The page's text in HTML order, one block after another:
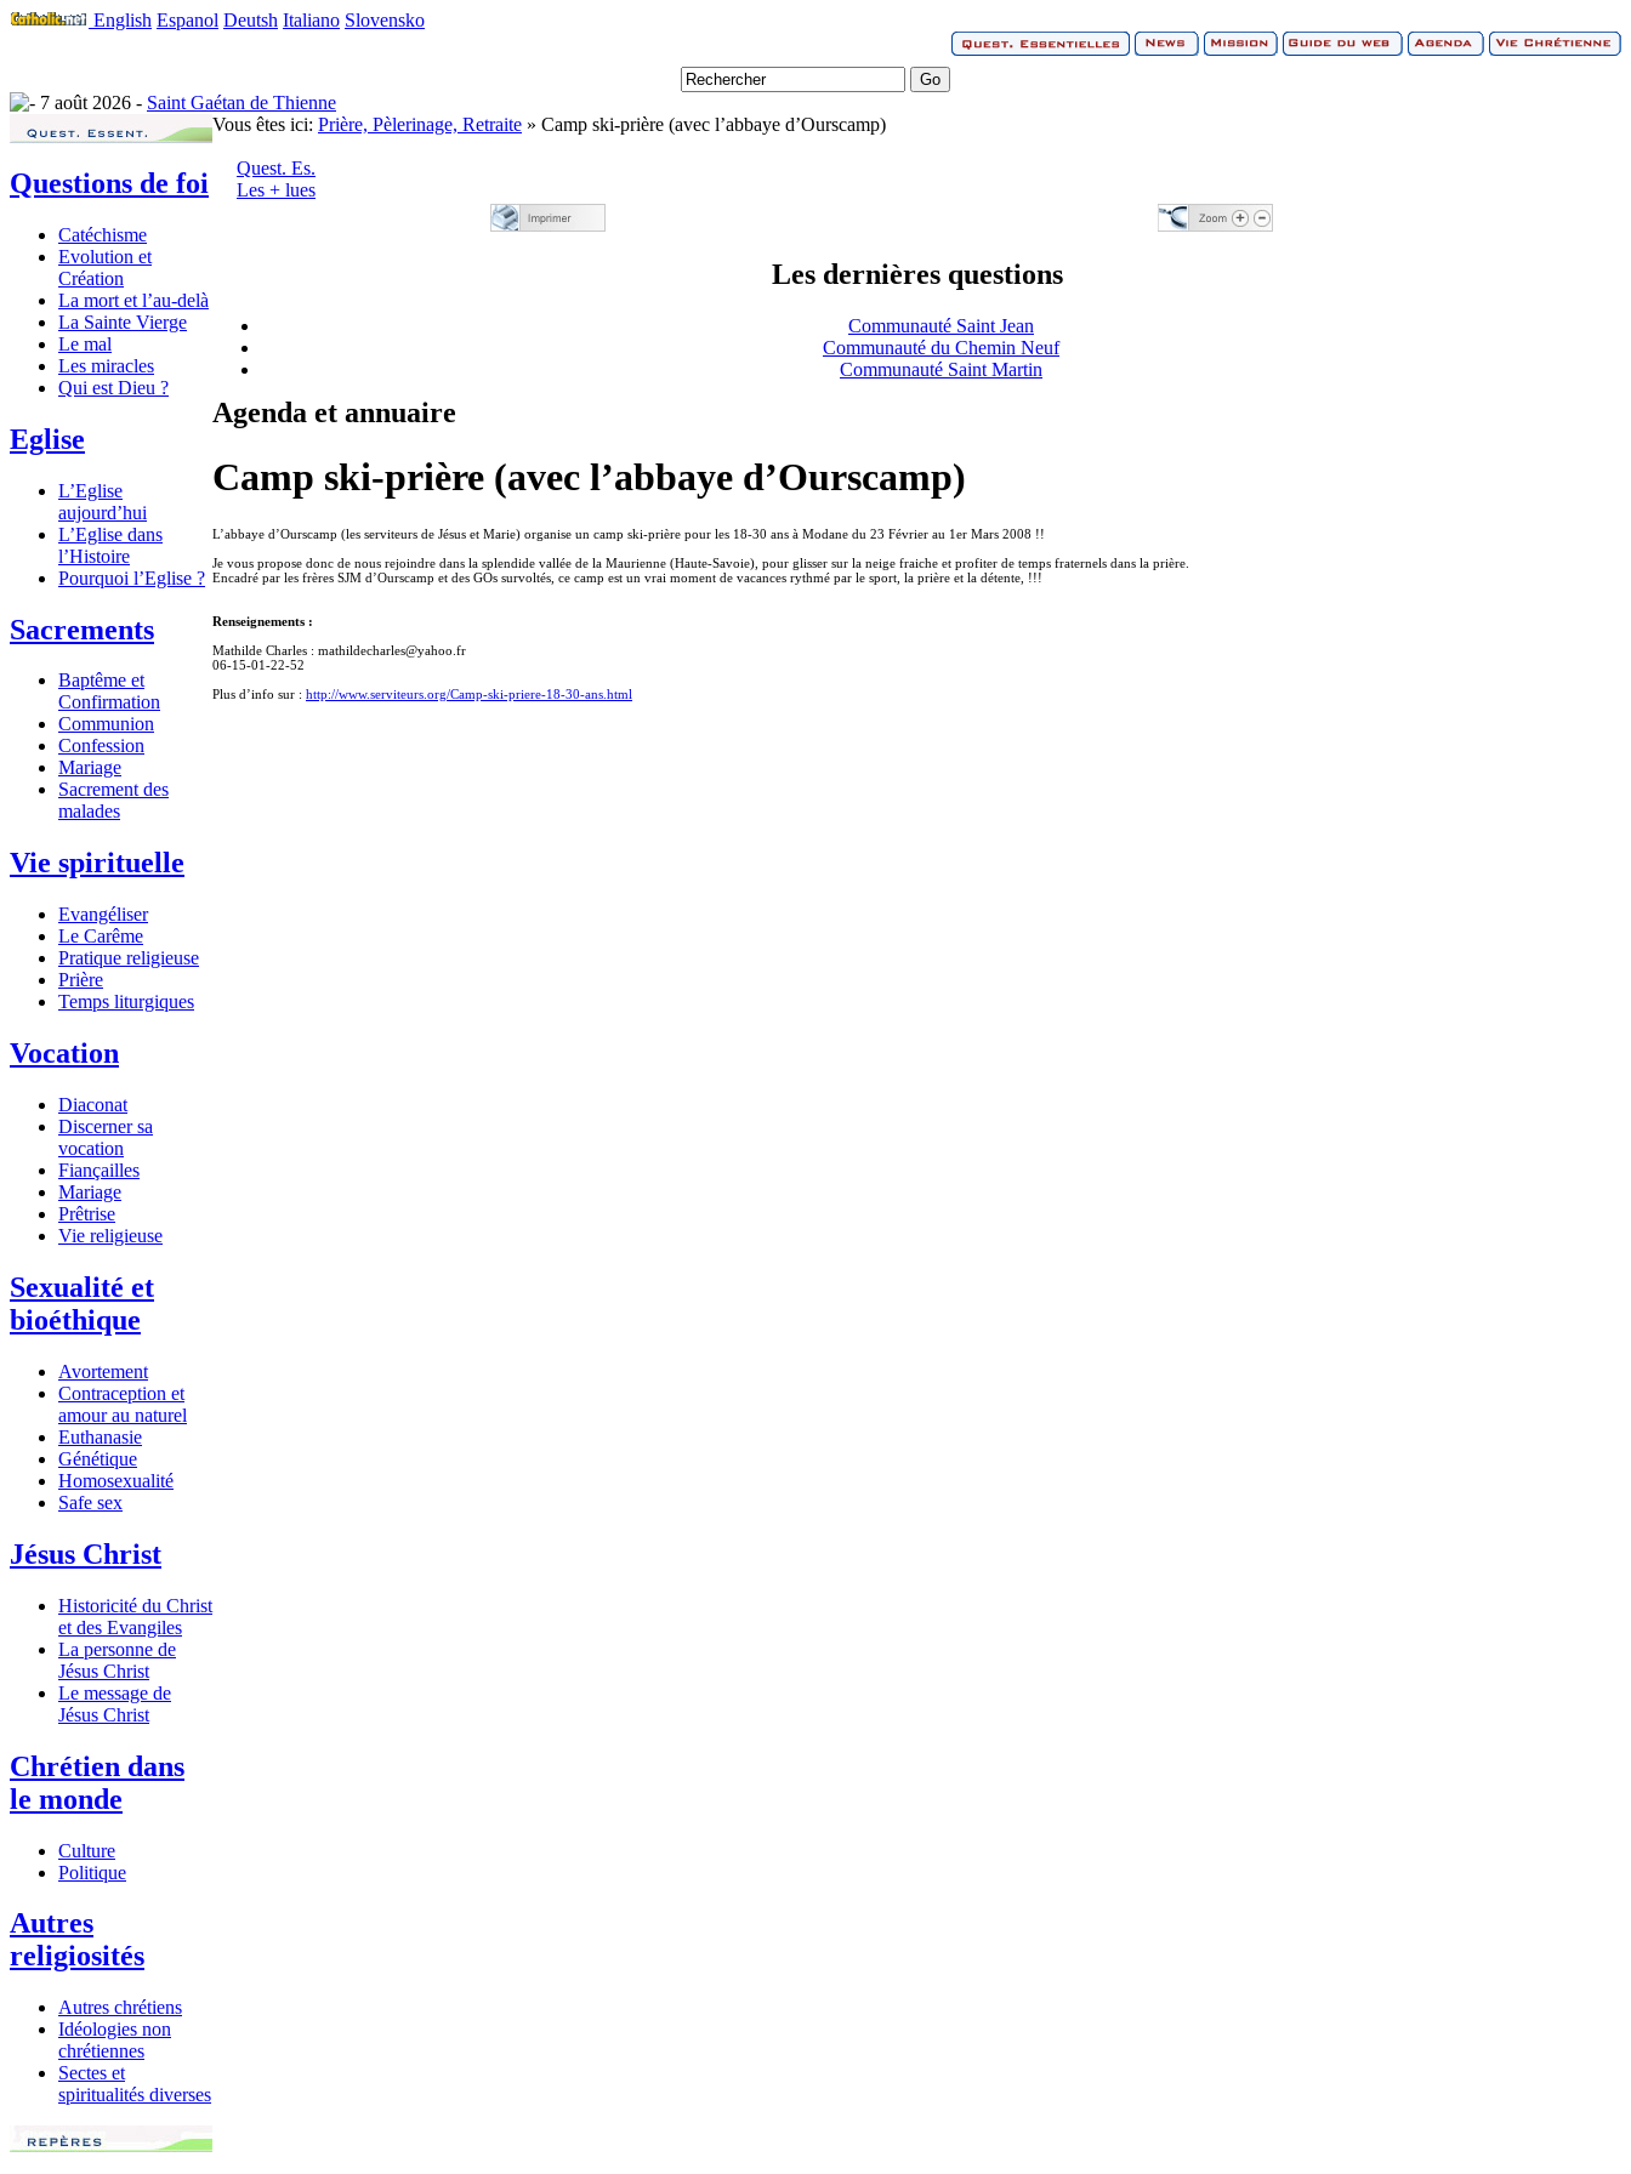
English Espanol Deutsh Italiano Slovensko
7 août 2026 - Saint Gaétan de Thienne
Questions de foi
Catéchisme
Evolution et
Création
La mort et l’au-delà
La Sainte Vierge
Le mal
Les miracles
Qui est Dieu ?
Eglise
L’Eglise
aujourd’hui
L’Eglise dans
l’Histoire
Pourquoi l’Eglise ?
Sacrements
Baptême et
Confirmation
Communion
Confession
Mariage
Sacrement des
malades
Vie spirituelle
Evangéliser
Le Carême
Pratique religieuse
Prière
Temps liturgiques
Vocation
Diaconat
Discerner sa
vocation
Fiançailles
Mariage
Prêtrise
Vie religieuse
Sexualité et
bioéthique
Avortement
Contraception et
amour au naturel
Euthanasie
Génétique
Homosexualité
Safe sex
Jésus Christ
Historicité du Christ
et des Evangiles
La personne de
Jésus Christ
Le message de
Jésus Christ
Chrétien dans
le monde
Culture
Politique
Autres
religiosités
Autres chrétiens
Idéologies non
chrétiennes
Sectes et
spiritualités diverses
Vous êtes ici: Prière, Pèlerinage, Retraite » Camp ski-prière (avec l’abbaye d’Ourscamp)
Quest. Es.
Les + lues
Les dernières questions
Communauté Saint Jean
Communauté du Chemin Neuf
Communauté Saint Martin
Agenda et annuaire
Camp ski-prière (avec l’abbaye d’Ourscamp)
L’abbaye d’Ourscamp (les serviteurs de Jésus et Marie) organise un camp ski-prière pour les 18-30 ans à Modane du 23 Février au 1er Mars 2008 !!
Je vous propose donc de nous rejoindre dans la splendide vallée de la Maurienne (Haute-Savoie), pour glisser sur la neige fraiche et profiter de temps fraternels dans la prière.
Encadré par les frères SJM d’Ourscamp et des GOs survoltés, ce camp est un vrai moment de vacances rythmé par le sport, la prière et la détente, !!!
Renseignements :
Mathilde Charles : mathildecharles@yahoo.fr
06-15-01-22-52
Plus d’info sur : http://www.serviteurs.org/Camp-ski-priere-18-30-ans.html